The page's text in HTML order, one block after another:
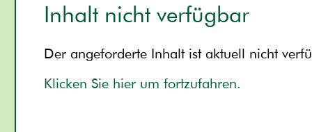
Inhalt nicht verfügbar
Der angeforderte Inhalt ist aktuell nicht
Klicken Sie hier um fortzufahren.